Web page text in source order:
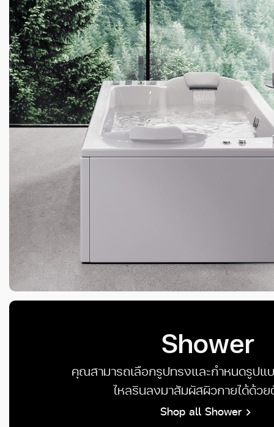
Shower
คุณสามารถเลือกรูปทรงและกำหนดรูปแ
ไหลรินลงมาสัมผัสผิวกายได้ด้วย
Shop all Shower chevron_right